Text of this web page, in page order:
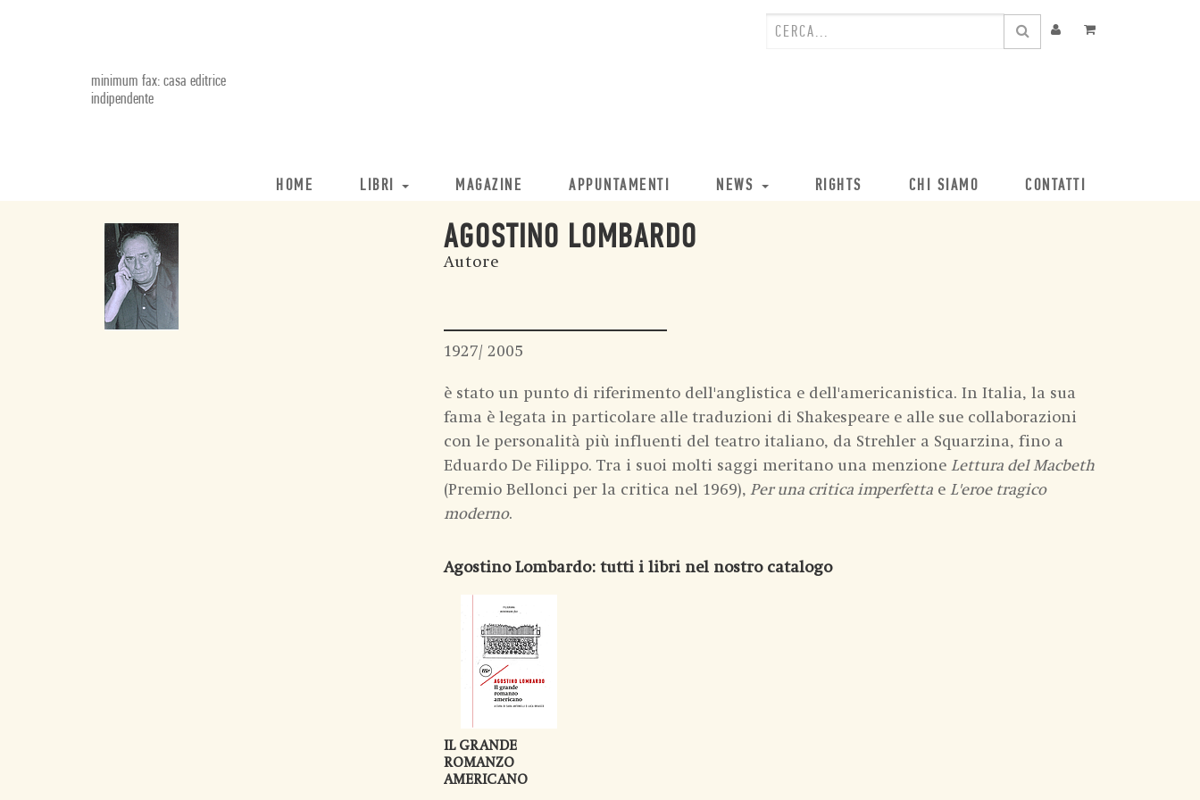
minimum fax: casa editrice
indipendente
HOME LIBRI MAGAZINE APPUNTAMENTI NEWS RIGHTS CHI SIAMO CONTATTI
AGOSTINO LOMBARDO
Autore
1927/ 2005
è stato un punto di riferimento dell'anglistica e dell'americanistica. In Italia, la sua
fama è legata in particolare alle traduzioni di Shakespeare e alle sue collaborazioni
con le personalità più influenti del teatro italiano, da Strehler a Squarzina, fino a
Eduardo De Filippo. Tra i suoi molti saggi meritano una menzione Lettura del Macbeth
(Premio Bellonci per la critica nel 1969), Per una critica imperfetta e L'eroe tragico
moderno.
Agostino Lombardo: tutti i libri nel nostro catalogo
IL GRANDE
ROMANZO
AMERICANO